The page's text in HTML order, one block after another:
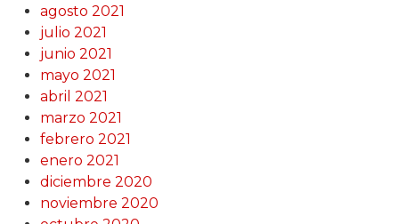
agosto 2021
julio 2021
junio 2021
mayo 2021
abril 2021
marzo 2021
febrero 2021
enero 2021
diciembre 2020
noviembre 2020